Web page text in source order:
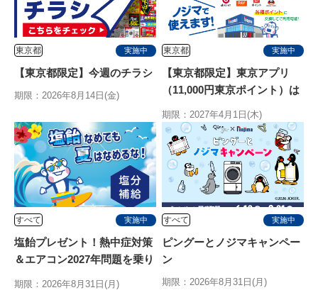
東京都 実施中
【東京都限定】今週のチラシ
期限：2026年8月14日(金)
東京都 実施中
【東京都限定】東京アプリ
（11,000円東京ポイント）は
ノジマで使えます
期限：2027年4月1日(木)
すべて 実施中
塩飴プレゼント！熱中症対策
＆エアコン2027年問題を乗り
切る特別キャンペーン
期限：2026年8月31日(月)
すべて 実施中
ピングーとノジマキャンペー
ン
期限：2026年8月31日(月)